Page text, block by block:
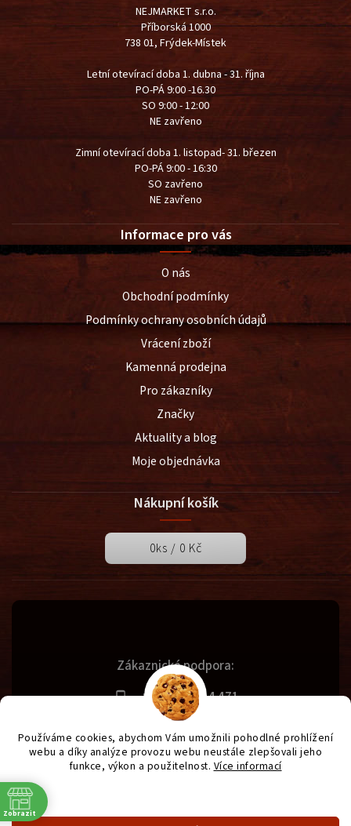
Používáme cookies, abychom Vám umožnili pohodlné prohlížení
webu a díky analýze provozu webu neustále zlepšovali jeho
funkce, výkon a použitelnost. Více informací
Zákaznická podpora:
+420 731 614 471
info@svetgrilu.cz
NEJMARKET s.r.o.
Příborská 1000
738 01, Frýdek-Místek
Letní otevírací doba 1. dubna - 31. října
PO-PÁ 9:00 -16.30
SO 9:00 - 12:00
NE zavřeno
Zimní otevírací doba 1. listopad- 31. březen
PO-PÁ 9:00 - 16:30
SO zavřeno
NE zavřeno
Informace pro vás
O nás
Obchodní podmínky
Podmínky ochrany osobních údajů
Vrácení zboží
Kamenná prodejna
Pro zákazníky
Značky
Aktuality a blog
Moje objednávka
Nákupní košík
0ks / 0 Kč
Zobrazit